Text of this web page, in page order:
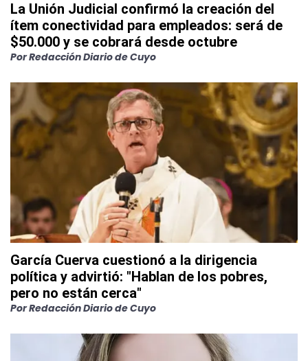
La Unión Judicial confirmó la creación del
ítem conectividad para empleados: será de
$50.000 y se cobrará desde octubre
PorRedacción Diario de Cuyo
García Cuerva cuestionó a la dirigencia
política y advirtió: "Hablan de los pobres,
pero no están cerca"
PorRedacción Diario de Cuyo